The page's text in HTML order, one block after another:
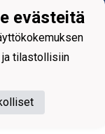
evästeitä
tilastollisiin